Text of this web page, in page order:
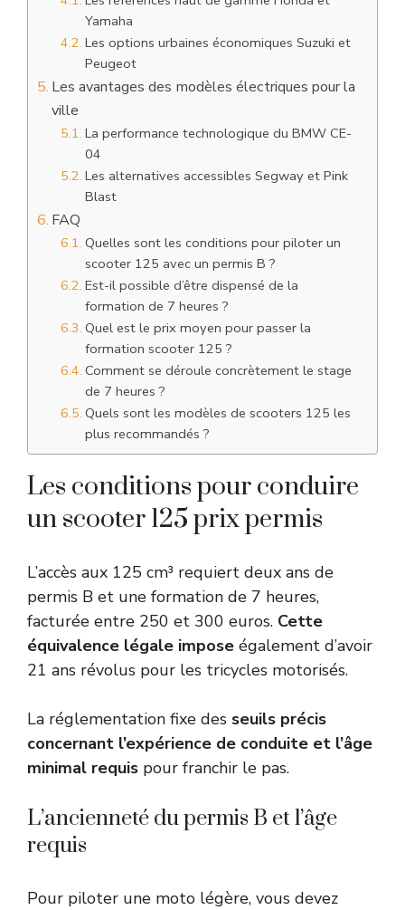
Yamaha
Les options urbaines économiques Suzuki et
Peugeot
Les avantages des modèles électriques pour la
ville
La performance technologique du BMW CE-
04
Les alternatives accessibles Segway et Pink
Blast
FAQ
Quelles sont les conditions pour piloter un
scooter 125 avec un permis B ?
Est-il possible d’être dispensé de la
formation de 7 heures ?
Quel est le prix moyen pour passer la
formation scooter 125 ?
Comment se déroule concrètement le stage
de 7 heures ?
Quels sont les modèles de scooters 125 les
plus recommandés ?
Les conditions pour conduire
un scooter 125 prix permis
L’accès aux 125 cm³ requiert deux ans de
permis B et une formation de 7 heures,
facturée entre 250 et 300 euros. Cette
équivalence légale impose également d’avoir
21 ans révolus pour les tricycles motorisés.
La réglementation fixe des seuils précis
concernant l’expérience de conduite et l’âge
minimal requis pour franchir le pas.
L’ancienneté du permis B et l’âge
requis
Pour piloter une moto légère, vous devez